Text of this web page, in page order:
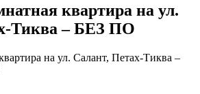
квартира на ул.
Тиква – БЕЗ ПО
на ул. Салант, Петах-Тиква –